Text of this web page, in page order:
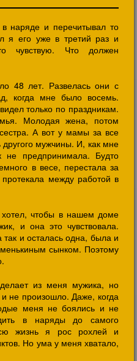
наряде и перечитывал то
я его уже в третий раз и
чувствую. Что должен
48 лет. Развелась они с
когда мне было восемь.
только по праздникам.
Молодая жена, потом
А вот у мамы за все
другого мужчины. И, как мне
не предпринимала. Будто
в весе, перестала за
между работой в
чтобы в нашем доме
и она это чувствовала.
и осталась одна, была и
сынком. Поэтому
из меня мужика, но
и не произошло. Даже, когда
меня не боялись и не
в наряды до самого
жизнь я рос рохлей и
Но ума у меня хватало,